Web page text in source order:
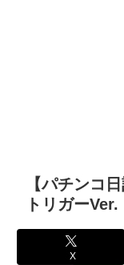
【パチンコ
トリガーVer.
X